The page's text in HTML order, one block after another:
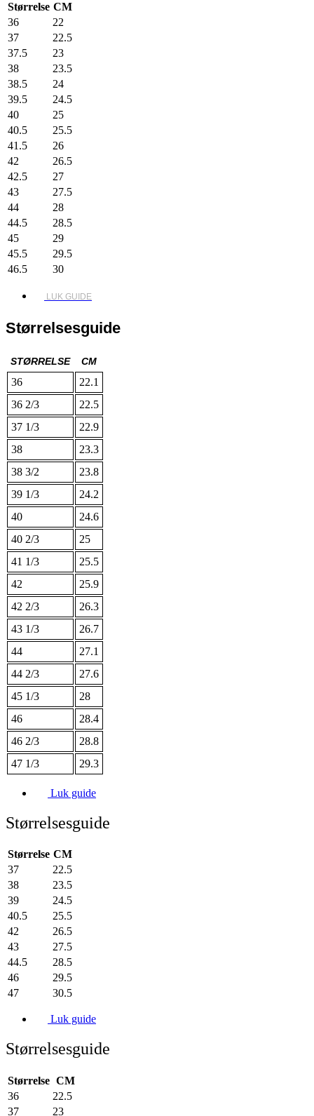
Størrelse CM
36
22
37
22.5
37.5
23
38
23.5
38.5
24
39.5
24.5
40
25
40.5
25.5
41.5
26
42
26.5
42.5
27
43
27.5
44
28
44.5
28.5
45
29
45.5
29.5
46.5
30
LUK GUIDE
Størrelsesguide
STØRRELSE CM
36
22.1
36 2/3
22.5
37 1/3
22.9
38
23.3
38 3/2
23.8
39 1/3
24.2
40
24.6
40 2/3
25
41 1/3
25.5
42
25.9
42 2/3
26.3
43 1/3
26.7
44
27.1
44 2/3
27.6
45 1/3
28
46
28.4
46 2/3
28.8
47 1/3
29.3
Luk guide
Størrelsesguide
Størrelse CM
37
22.5
38
23.5
39
24.5
40.5
25.5
42
26.5
43
27.5
44.5
28.5
46
29.5
47
30.5
Luk guide
Størrelsesguide
Størrelse CM
36
22.5
37
23